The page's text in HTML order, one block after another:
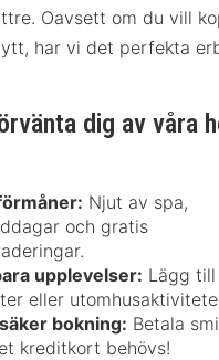
Oavsett om du vill
har vi det perfekta
dig av våra
Njut av spa,
och gratis
upplevelser: Lägg
eller
bokning: Betala
kreditkort behövs!